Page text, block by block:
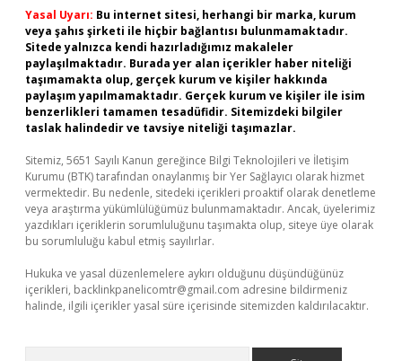
Yasal Uyarı: Bu internet sitesi, herhangi bir marka, kurum
veya şahıs şirketi ile hiçbir bağlantısı bulunmamaktadır.
Sitede yalnızca kendi hazırladığımız makaleler
paylaşılmaktadır. Burada yer alan içerikler haber niteliği
taşımamakta olup, gerçek kurum ve kişiler hakkında
paylaşım yapılmamaktadır. Gerçek kurum ve kişiler ile isim
benzerlikleri tamamen tesadüfidir. Sitemizdeki bilgiler
taslak halindedir ve tavsiye niteliği taşımazlar.
Sitemiz, 5651 Sayılı Kanun gereğince Bilgi Teknolojileri ve İletişim
Kurumu (BTK) tarafından onaylanmış bir Yer Sağlayıcı olarak hizmet
vermektedir. Bu nedenle, sitedeki içerikleri proaktif olarak denetleme
veya araştırma yükümlülüğümüz bulunmamaktadır. Ancak, üyelerimiz
yazdıkları içeriklerin sorumluluğunu taşımakta olup, siteye üye olarak
bu sorumluluğu kabul etmiş sayılırlar.
Hukuka ve yasal düzenlemelere aykırı olduğunu düşündüğünüz
içerikleri, backlinkpanelicomtr@gmail.com adresine bildirmeniz
halinde, ilgili içerikler yasal süre içerisinde sitemizden kaldırılacaktır.